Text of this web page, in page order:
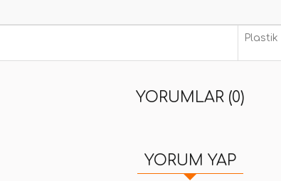
Plastik
YORUMLAR (0)
YORUM YAP